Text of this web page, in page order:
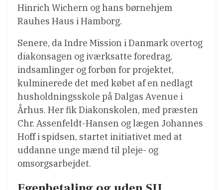
Hinrich Wichern og hans børnehjem
Rauhes Haus i Hamborg.
Senere, da Indre Mission i Danmark overtog
diakonsagen og iværksatte foredrag,
indsamlinger og forbøn for projektet,
kulminerede det med købet af en nedlagt
husholdningsskole på Dalgas Avenue i
Århus. Her fik Diakonskolen, med præsten
Chr. Assenfeldt-Hansen og lægen Johannes
Hoff i spidsen, startet initiativet med at
uddanne unge mænd til pleje- og
omsorgsarbejdet.